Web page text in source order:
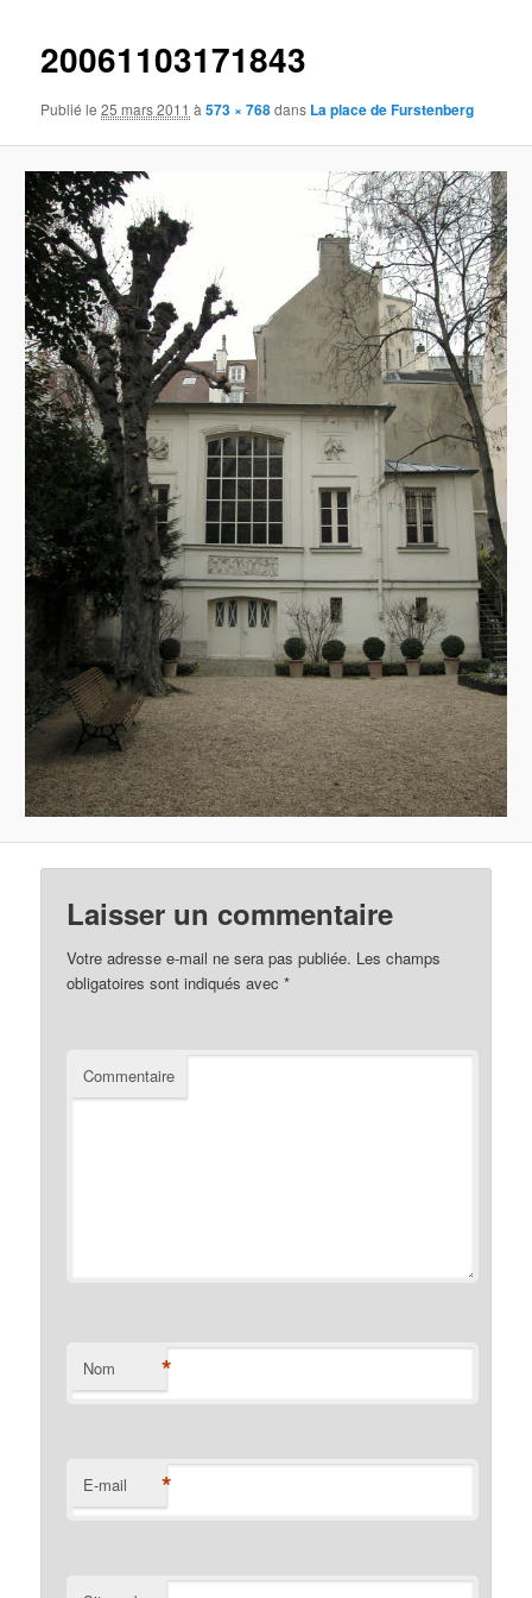
20061103171843
Publié le25 mars 2011 à573 × 768dans La place de Furstenberg
Laisser un commentaire
Votre adresse e-mail ne sera pas publiée. Les champs
obligatoires sont indiqués avec*
Commentaire
Nom *
E-mail *